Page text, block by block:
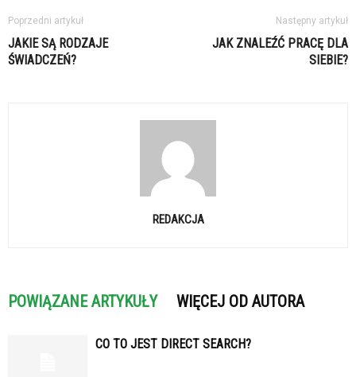
Poprzedni artykuł
JAKIE SĄ RODZAJE
ŚWIADCZEŃ?
Następny artykuł
JAK ZNALEŹĆ PRACĘ DLA
SIEBIE?
REDAKCJA
POWIĄZANE ARTYKUŁY WIĘCEJ OD AUTORA
CO TO JEST DIRECT SEARCH?